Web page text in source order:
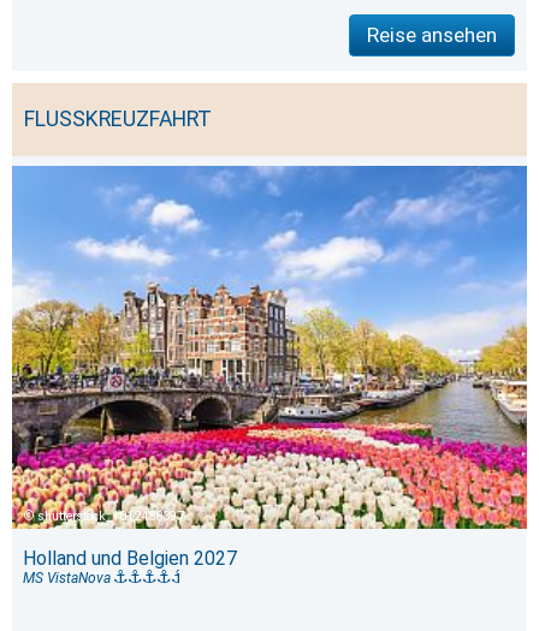
Reise ansehen
FLUSSKREUZFAHRT
shutterstock_1012458397
Holland und Belgien 2027
MS VistaNova